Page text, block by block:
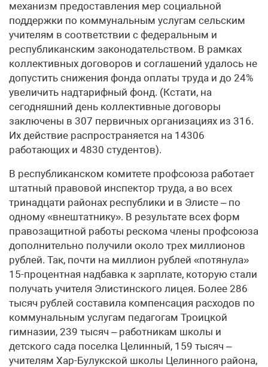
механизм предоставления мер социальной
поддержки по коммунальным услугам сельским
учителям в соответствии с федеральным и
республиканским законодательством. В рамках
коллективных договоров и соглашений удалось не
допустить снижения фонда оплаты труда и до 24%
увеличить надтарифный фонд. (Кстати, на
сегодняшний день коллективные договоры
заключены в 307 первичных организациях из 316.
Их действие распространяется на 14306
работающих и 4830 студентов).
В республиканском комитете профсоюза работает
штатный правовой инспектор труда, а во всех
тринадцати районах республики и в Элисте – по
одному «внештатнику». В результате всех форм
правозащитной работы рескома члены профсоюза
дополнительно получили около трех миллионов
рублей. Так, почти на миллион рублей «потянула»
15-процентная надбавка к зарплате, которую стали
получать учителя Элистинского лицея. Более 286
тысяч рублей составила компенсация расходов по
коммунальным услугам педагогам Троицкой
гимназии, 239 тысяч – работникам школы и
детского сада поселка Целинный, 159 тысяч –
учителям Хар-Булукской школы Целинного района,